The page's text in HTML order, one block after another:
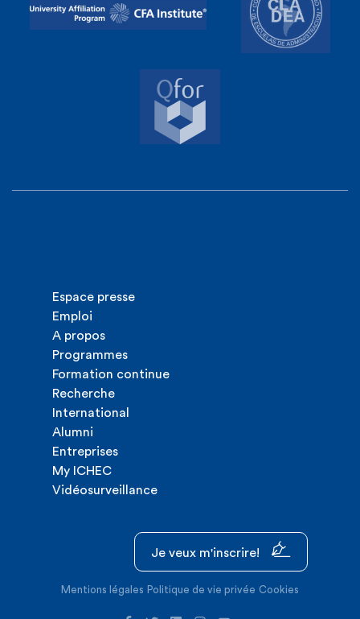
Espace presse
Emploi
A propos
Programmes
Formation continue
Recherche
International
Alumni
Entreprises
My ICHEC
Vidéosurveillance
Je veux m'inscrire!
Mentions légales Politique de vie privée Cookies